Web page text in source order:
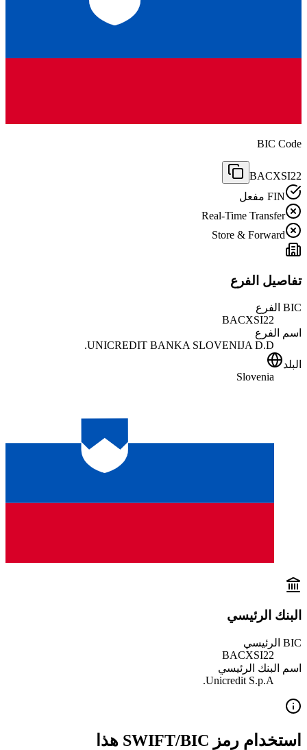
BIC Code
BACXSI22
FIN مفعل
Real-Time Transfer
Store & Forward
تفاصيل الفرع
BIC الفرع
BACXSI22
اسم الفرع
UNICREDIT BANKA SLOVENIJA D.D.
البلد
Slovenia
البنك الرئيسي
BIC الرئيسي
BACXSI22
اسم البنك الرئيسي
Unicredit S.p.A.
استخدام رمز SWIFT/BIC هذا